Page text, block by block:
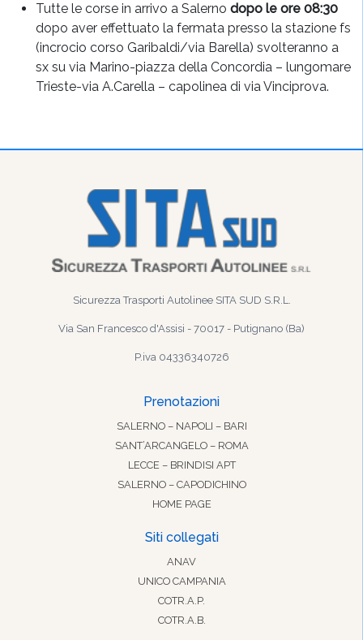
Tutte le corse in arrivo a Salerno dopo le ore 08:30
dopo aver effettuato la fermata presso la stazione fs
(incrocio corso Garibaldi/via Barella) svolteranno a
sx su via Marino-piazza della Concordia – lungomare
Trieste-via A.Carella – capolinea di via Vinciprova.
Sicurezza Trasporti Autolinee SITA SUD S.R.L.
Via San Francesco d'Assisi - 70017 - Putignano (Ba)
P.iva 04336340726
Prenotazioni
SALERNO – NAPOLI – BARI
SANT’ARCANGELO – ROMA
LECCE – BRINDISI APT
SALERNO – CAPODICHINO
HOME PAGE
Siti collegati
ANAV
UNICO CAMPANIA
COTR.A.P.
COTR.A.B.